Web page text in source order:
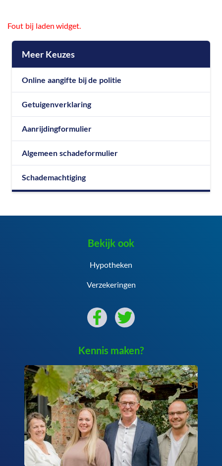
Fout bij laden widget.
Meer Keuzes
Online aangifte bij de politie
Getuigenverklaring
Aanrijdingformulier
Algemeen schadeformulier
Schademachtiging
Bekijk ook
Hypotheken
Verzekeringen
Kennis maken?